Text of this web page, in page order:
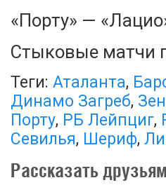
«Порту» —
Стыковые матчи
Теги: Аталанта,
Динамо Загреб,
Порту, РБ Лейпциг,
Севилья, Шериф,
Рассказать друзьям